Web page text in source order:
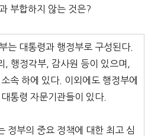
부합하지 않는 것은?
는 대통령과 행정부로 구성된다.
, 행정각부, 감사원 등이 있으며,
속 하에 있다. 이외에도 행정부에
통령 자문기관들이 있다.
정부의 중요 정책에 대한 최고 심